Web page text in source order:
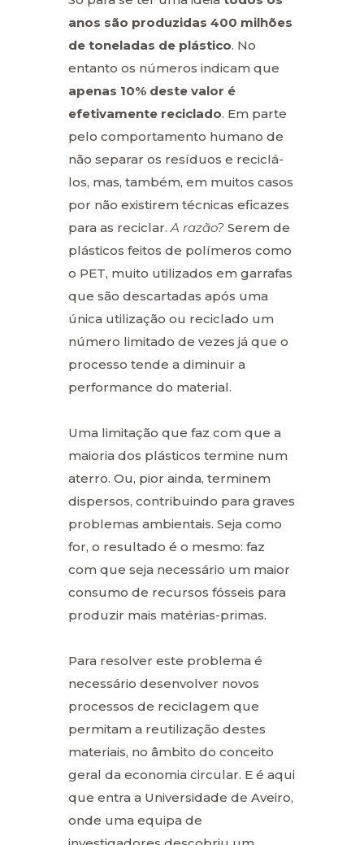
anos são produzidas 400 milhões
de toneladas de plástico. No
entanto os números indicam que
apenas 10% deste valor é
efetivamente reciclado. Em parte
pelo comportamento humano de
não separar os resíduos e reciclá-
los, mas, também, em muitos casos
por não existirem técnicas eficazes
para as reciclar.A razão? Serem de
plásticos feitos de polímeros como
o PET, muito utilizados em garrafas
que são descartadas após uma
única utilização ou reciclado um
número limitado de vezes já que o
processo tende a diminuir a
performance do material.
Uma limitação que faz com que a
maioria dos plásticos termine num
aterro. Ou, pior ainda, terminem
dispersos, contribuindo para graves
problemas ambientais. Seja como
for, o resultado é o mesmo: faz
com que seja necessário um maior
consumo de recursos fósseis para
produzir mais matérias-primas.
Para resolver este problema é
necessário desenvolver novos
processos de reciclagem que
permitam a reutilização destes
materiais, no âmbito do conceito
geral da economia circular. E é aqui
que entra a Universidade de Aveiro,
onde uma equipa de